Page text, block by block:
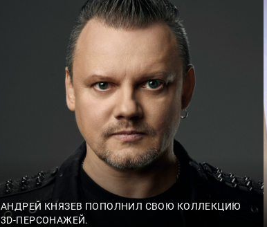
АНДРЕЙ КНЯЗЕВ ПОПОЛНИЛ СВОЮ КОЛЛЕКЦИЮ
3D-ПЕРСОНАЖЕЙ.